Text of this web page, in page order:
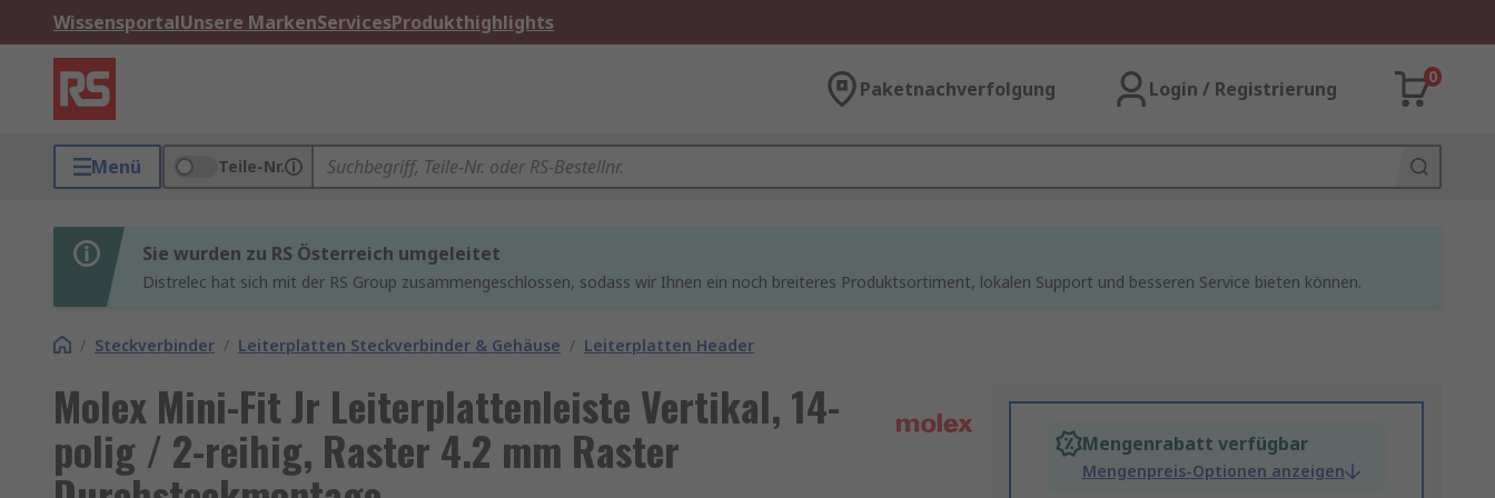
WissensportalUnsere MarkenServicesProdukthighlights
Paketnachverfolgung Login / Registrierung
0
Menü Teile-Nr.
Sie wurden zu RS Österreich umgeleitet
Distrelec hat sich mit der RS Group zusammengeschlossen, sodass wir Ihnen ein noch breiteres Produktsortiment, lokalen Support und besseren Service bieten können.
/ Steckverbinder / Leiterplatten Steckverbinder & Gehäuse / Leiterplatten Header
Molex Mini-Fit Jr Leiterplattenleiste Vertikal, 14-
polig / 2-reihig, Raster 4.2 mm Raster Mengenrabatt verfügbar
Mengenpreis-Optionen anzeigen